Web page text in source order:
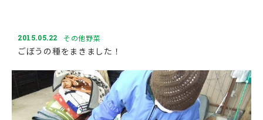
2015.05.22 その他野菜
ごぼうの種をまきました！